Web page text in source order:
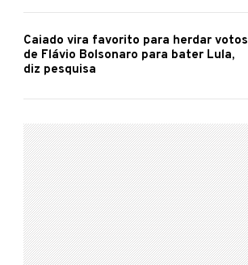
Caiado vira favorito para herdar votos
de Flávio Bolsonaro para bater Lula,
diz pesquisa